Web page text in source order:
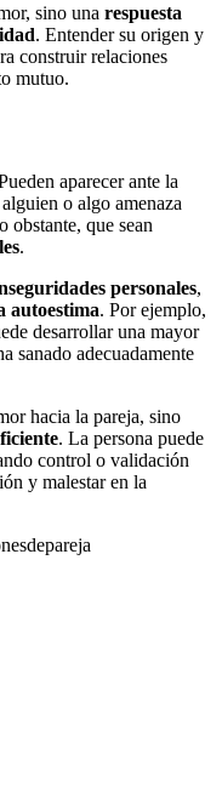
sino una respuesta
. Entender su origen y
construir relaciones
mutuo.
aparecer ante la
o algo amenaza
obstante, que sean
.
personales,
autoestima. Por ejemplo,
desarrollar una mayor
sanado adecuadamente
hacia la pareja, sino
. La persona puede
control o validación
y malestar en la